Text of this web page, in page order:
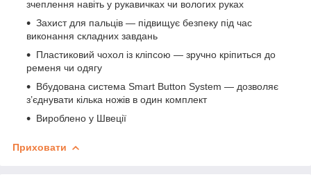
зчеплення навіть у рукавичках чи вологих руках
Захист для пальців — підвищує безпеку під час
виконання складних завдань
Пластиковий чохол із кліпсою — зручно кріпиться до
ременя чи одягу
Вбудована система Smart Button System — дозволяє
з’єднувати кілька ножів в один комплект
Вироблено у Швеції
Приховати